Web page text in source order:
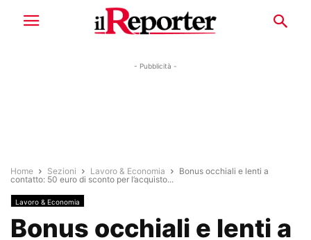
- Pubblicità -
Home Sezioni Lavoro & Economia
Bonus occhiali e lenti a
contatto: 50 euro di sconto per l’acquisto...
Lavoro & Economia
Bonus occhiali e lenti a